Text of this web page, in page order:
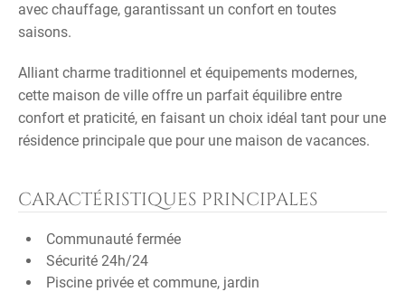
avec chauffage, garantissant un confort en toutes
saisons.
Alliant charme traditionnel et équipements modernes,
cette maison de ville offre un parfait équilibre entre
confort et praticité, en faisant un choix idéal tant pour une
résidence principale que pour une maison de vacances.
CARACTÉRISTIQUES PRINCIPALES
Communauté fermée
Sécurité 24h/24
Piscine privée et commune, jardin